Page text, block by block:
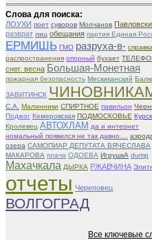
Слова для поиска:
ЛОУХИ поет суворов Молчанов
разврат лиц обещания партия Единая
ЕРМИШЬ ГМО разруха-в- справка
распространения опорный бухает
снег. весна Большая-Монетная
пожарная безопасность Мескиканский
ЗАВИТИНСК
С.А. Малинники СПИРТНОЕ павильон
Поджог Кемеровская ПОДМОСКОВЬЕ
Кролевец АВТОХЛАМ да и интернет
номальный появился не так давно....
озера САМОПИАР ДЕПУТАТА ВЯЧЕСЛАВА
МАКАРОВА плача ОДОЕВА ИгрушкА dump
Махачкала ДЫРКА РЖАВЧИНА
отчеты Череповец
ВОЛГОГРАД
Все ключевые